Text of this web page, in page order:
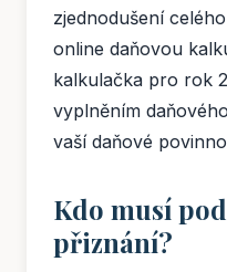
zjednodušení
online daňovou
kalkulačka pro rok
vyplněním
vaší daňové
Kdo musí
přiznání?